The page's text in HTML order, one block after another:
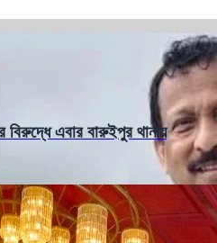
বিরুদ্ধে এবার বারুইপুর থানায়